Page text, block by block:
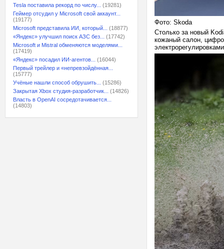
Tesla поставила рекорд по числу...
(19281)
Геймер отсудил у Microsoft свой аккаунт...
(19177)
Microsoft представила ИИ, который...
(18877)
«Яндекс» улучшил поиск АЗС без...
(17742)
Microsoft и Mistral обменяются моделями...
(17419)
«Яндекс» посадил ИИ-агентов...
(16044)
Первый трейлер и «непревзойдённая...
(15777)
Учёные нашли способ обрушить...
(15286)
Закрытая Xbox студия-разработчик...
(14826)
Власть в OpenAI сосредотачивается...
(14803)
Фото: Skoda
Столько за новый
кожаный салон,